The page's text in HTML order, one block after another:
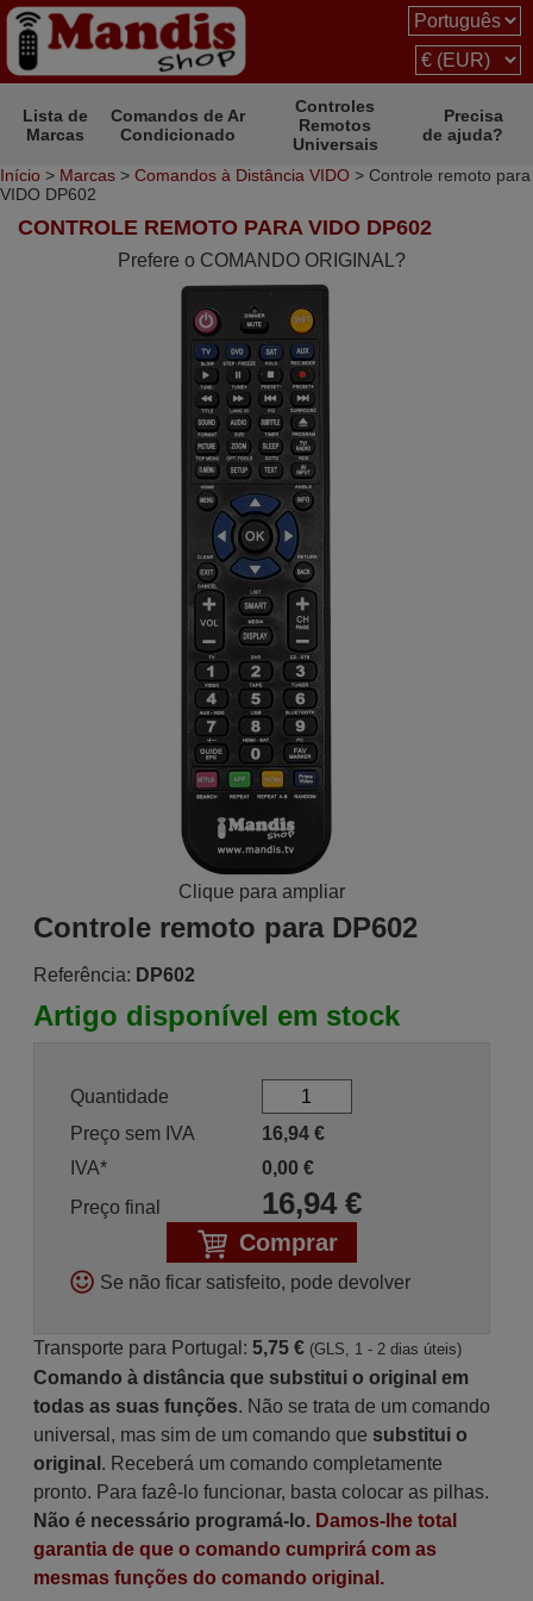
Lista de
Marcas
Comandos de Ar
Condicionado
Controles
Remotos
Universais
Precisa
de ajuda?
Início > Marcas > Comandos à Distância VIDO > Controle remoto para
VIDO DP602
CONTROLE REMOTO PARA VIDO DP602
Prefere o COMANDO ORIGINAL?
Clique para ampliar
Controle remoto para DP602
Referência: DP602
Artigo disponível em stock
Quantidade
Preço sem IVA
16,94€
IVA*
0,00 €
Preço final
16,94€
Comprar
Se não ficar satisfeito, pode devolver
Transporte para Portugal: 5,75 € (GLS, 1 - 2 dias úteis)
Comando à distância que substitui o original em
todas as suas funções. Não se trata de um comando
universal, mas sim de um comando que substitui o
original . Receberá um comando completamente
pronto. Para fazê-lo funcionar, basta colocar as pilhas.
Não é necessário programá-lo. Damos-lhe total
garantia de que o comando cumprirá com as
mesmas funções do comando original.